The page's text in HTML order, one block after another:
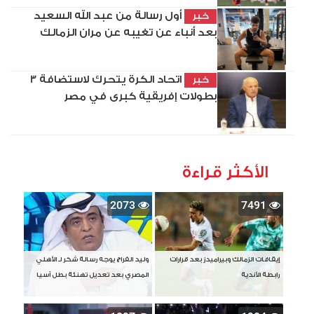
خبر
أول رسالة من عبد الله السعيد
بعد أنباء عن تغيبه عن مران الزمالك
خبر
اتحاد الكرة يتحرك لاستضافة 3
بطولات إفريقية كبرى في مصر
الأكثر قراءة
7491
إيقافات الزمالك وبيراميدز بعد قرارات
رابطة الأندية
2073
وليد الفراج يوجه رسالة شكر لـ الأهلي
المصري بعد تعديل تهنئة بطل آسيا